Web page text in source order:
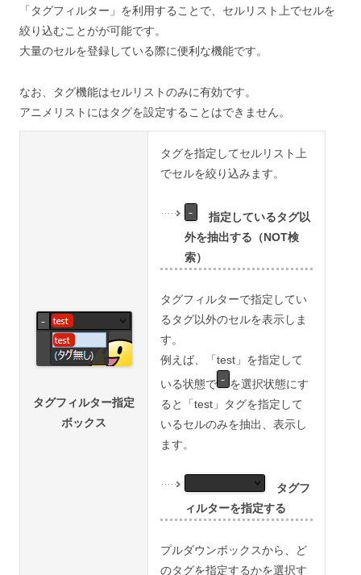
「タグフィルター」を利用することで、セルリスト上でセルを
絞り込むことがが可能です。
大量のセルを登録している際に便利な機能です。
なお、タグ機能はセルリストのみに有効です。
アニメリストにはタグを設定することはできません。
タグフィルター指定
ボックス
タグを指定してセルリスト上
でセルを絞り込みます。
指定しているタグ以
外を抽出する（NOT検
索）
タグフィルターで指定してい
るタグ以外のセルを表示しま
す。
例えば、「test」を指定して
いる状態で
を選択状態にす
ると「test」タグを指定して
いるセルのみを抽出、表示し
ます。
タグフ
ィルターを指定する
プルダウンボックスから、ど
のタグを指定するかを選択す